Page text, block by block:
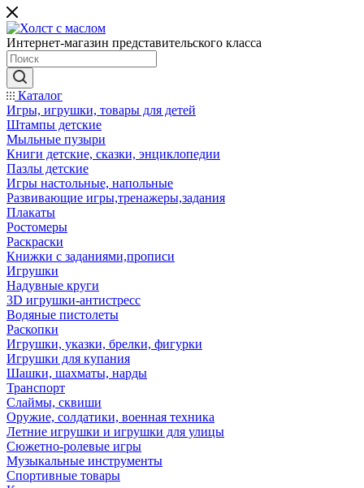
Интернет-магазин представительского класса
Каталог
Игры, игрушки, товары для детей
Штампы детские
Мыльные пузыри
Книги детские, сказки, энциклопедии
Пазлы детские
Игры настольные, напольные
Развивающие игры,тренажеры,задания
Плакаты
Ростомеры
Раскраски
Книжки с заданиями,прописи
Игрушки
Надувные круги
3D игрушки-антистресс
Водяные пистолеты
Раскопки
Игрушки, указки, брелки, фигурки
Игрушки для купания
Шашки, шахматы, нарды
Транспорт
Слаймы, сквиши
Оружие, солдатики, военная техника
Летние игрушки и игрушки для улицы
Сюжетно-ролевые игры
Музыкальные инструменты
Спортивные товары